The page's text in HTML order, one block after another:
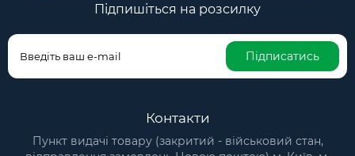
Підпишіться на розсилку
Підписатись
Контакти
Пункт видачі товару (закритий - військовий стан,